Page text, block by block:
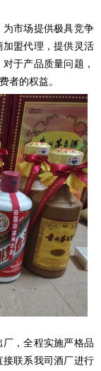
市场提供极具竞争
盟代理，提供灵活
于产品质量问题，
者的权益。
，全程实施严格品
联系我司酒厂进行